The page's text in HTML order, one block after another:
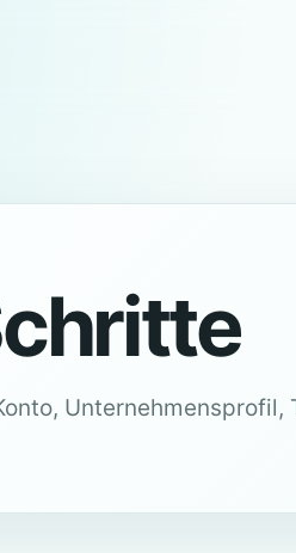
Unternehmensprofil,